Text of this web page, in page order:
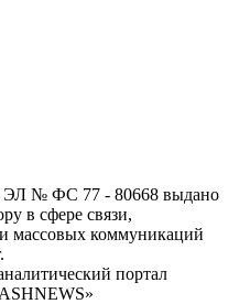
№ ФС 77 - 80668 выдано
в сфере связи,
массовых коммуникаций
портал